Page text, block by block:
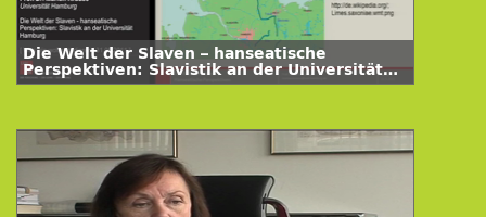
Die Welt der Slaven – hanseatische
Perspektiven: Slavistik an der Universität
Hamburg